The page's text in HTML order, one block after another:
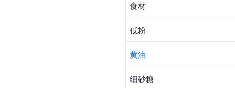
食材
低粉
黄油
细砂糖